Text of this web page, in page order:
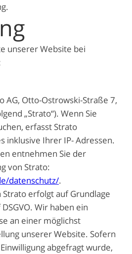
unserer Website bei
AG, Otto-Ostrowski-Straße 7,
„Strato“). Wenn Sie
erfasst Strato
inklusive Ihrer IP- Adressen.
entnehmen Sie der
von Strato:
datenschutz/.
erfolgt auf Grundlage
Wir haben ein
an einer möglichst
unserer Website. Sofern
abgefragt wurde,